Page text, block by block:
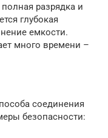
разрядка и
глубокая
емкости.
много времени –
соединения
безопасности: